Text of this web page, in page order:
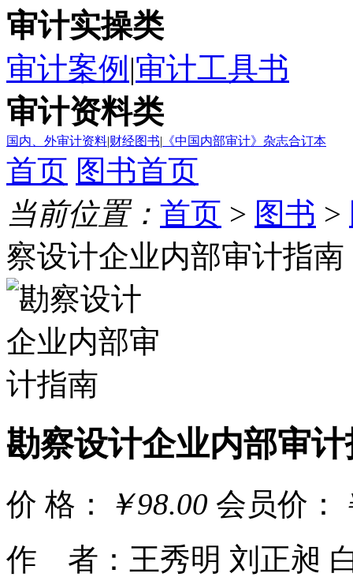
审计实操类
审计案例 |审计工具书
审计资料类
国内、外审计资料|财经图书| 《中国内部审计》杂志合订本
首页 图书首页
当前位置： 首页 > 图书 >
察设计企业内部审计指南
勘察设计企业内部审
价 格： ￥98.00 会员价：
作 者：王秀明 刘正昶